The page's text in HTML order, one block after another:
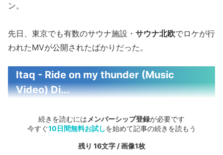
ン。
先日、東京でも有数のサウナ施設・ サウナ北欧でロケが行
われたMVが公開されたばかりだった。
Itaq - Ride on my thunder (Music
Video) Di...
続きを読むには メンバーシップ登録が必要です
今すぐ10日間無料お試しを始めて記事の続きを読もう
残り 16文字 / 画像1枚